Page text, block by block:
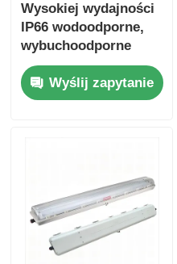
Wysokiej wydajności
IP66 wodoodporne,
wybuchoodporne
światło LED z
żywotnością 50000
godzin i konstrukcją
Wyślij zapytanie